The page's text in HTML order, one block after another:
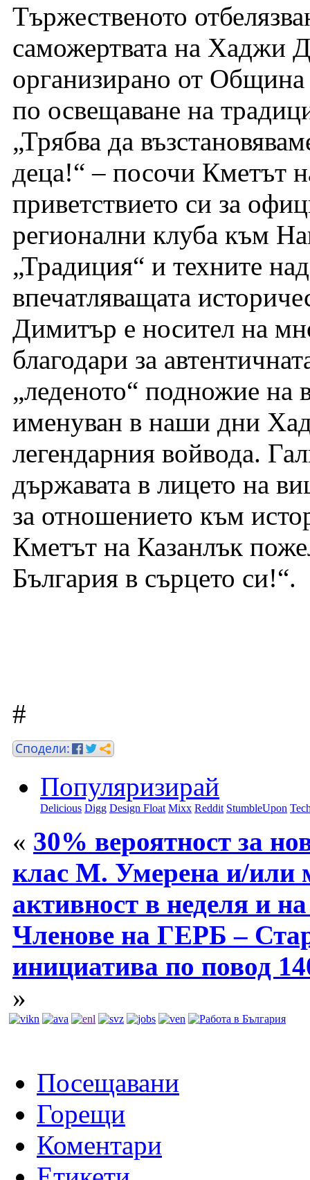
Тържественото
саможертвата на Хаджи
организирано от
по освещаване на
„Трябва да
деца!“ – посочи Кметът
приветствието си за
регионални клуба към
„Традиция“ и техните
впечатляващата
Димитър е носител на
благодари за
„леденото“ подножие на
именуван в наши дни
легендарния войвода.
държавата в лицето на
за отношението към
Кметът на Казанлък
България в сърцето си!“.
#
Популяризирай
Delicious Digg Design Float Mixx Reddit StumbleUpon
« 30% вероятност за
клас M. Умерена и/или
активност в неделя и
Членове на ГЕРБ –
инициатива по повод
»
Посещавани
Горещи
Коментари